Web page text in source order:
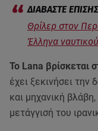
Θρίλερ στον
Έλληνα
Το Lana βρίσκεται
έχει ξεκινήσει την
και μηχανική
μετάγγισή του